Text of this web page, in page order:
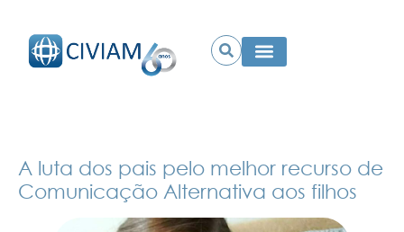
A luta dos pais pelo melhor recurso de
Comunicação Alternativa aos filhos